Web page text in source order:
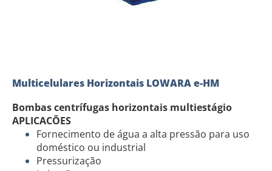
Multicelulares Horizontais LOWARA e-HM
Bombas centrífugas horizontais multiestágio
APLICACÕES
Fornecimento de água a alta pressão para uso
doméstico ou industrial
Pressurização